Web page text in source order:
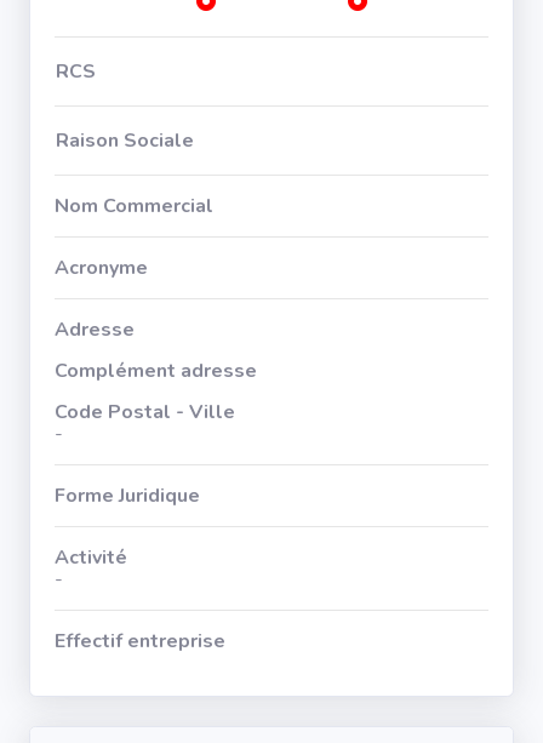
RCS
Raison Sociale
Nom Commercial
Acronyme
Adresse
Complément adresse
Code Postal - Ville
-
Forme Juridique
Activité
-
Effectif entreprise